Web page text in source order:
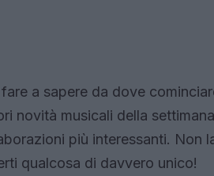
a sapere da dove
novità musicali della
più interessanti. Non
qualcosa di davvero unico!